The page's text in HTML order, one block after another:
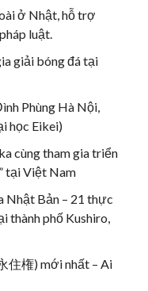
ở Nhật, hỗ trợ
luật.
giải bóng đá tại
Phùng Hà Nội,
học Eikei)
cùng tham gia triển
tại Việt Nam
Nhật Bản – 21 thực
phố Kushiro,
住権) mới nhất – Ai